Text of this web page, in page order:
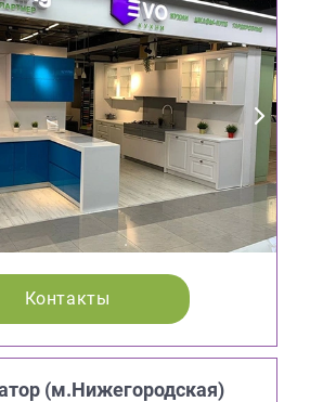
Контакты
(м.Нижегородская)